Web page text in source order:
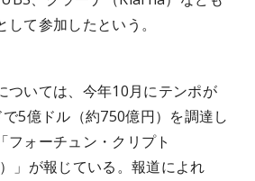
て参加したという。
ついては、今年10月にテンポが
5億ドル（約750億円）を調達し
フォーチュン・クリプト
」が報じている。報道によれ